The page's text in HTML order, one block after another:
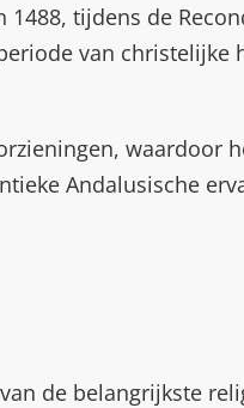
tijdens de
van christelijke
waardoor
Andalusische
de belangrijkste